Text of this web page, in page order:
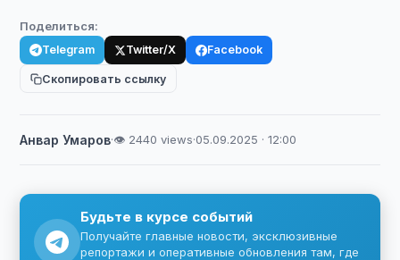
Поделиться:
Telegram Twitter/X Facebook
Скопировать ссылку
Анвар Умаров·👁 2440 views·05.09.2025 · 12:00
Будьте в курсе событий
Получайте главные новости, эксклюзивные
репортажи и оперативные обновления там, где